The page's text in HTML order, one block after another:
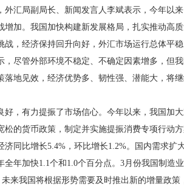
汇局副局长、新闻发言人李斌表示，今年以来
加。我国加快构建新发展格局，扎实推动高
，经济保持回升向好，外汇市场运行总体平稳
尽管外部环境不稳定、不确定因素增多，但我
地见效，经济优势多、韧性强、潜能大，将
，有力提振了市场信心。今年以来，我国加大
的货币政策，制定并实施提振消费专项行动
同比增长5.4%，环比增长1.2%。国内需求扩
年加快1.1个和1.0个百分点。3月份我国制造
来我国将根据形势需要及时推出新的增量政策